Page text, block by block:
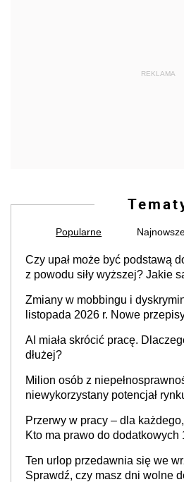
REKLAMA
Popularne
Czy upał może być podstawą
z powodu siły wyższej? Jakie
Zmiany w mobbingu i
listopada 2026 r. Nowe
AI miała skrócić pracę.
dłużej?
Milion osób z
niewykorzystany potencjał
refundacji, ale bariery po
świadomości pracodawców
Przerwy w pracy – dla
Kto ma prawo do dodatkowych
Ten urlop przedawnia się we
Sprawdź, czy masz dni wolne